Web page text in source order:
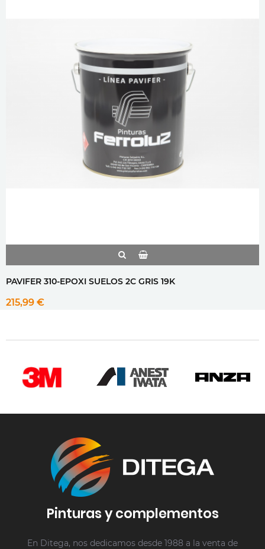
PAVIFER 310-EPOXI SUELOS 2C GRIS 19K
215,99 €
Pinturas y complementos
En Ditega, nos dedicamos desde 1988 a la venta de